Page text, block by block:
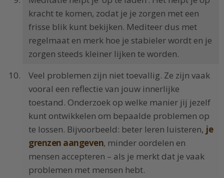
kracht te komen, zodat je je zorgen met een
frisse blik kunt bekijken. Mediteer dus met
regelmaat en merk hoe je stabieler wordt en je
zorgen steeds kleiner lijken te worden.
Veel problemen zijn niet toevallig. Ze zijn vaak
vooral een reflectie van jouw innerlijke
toestand. Onderzoek op welke manier jij jezelf
kunt ontwikkelen om bepaalde problemen op
te lossen. Bijvoorbeeld: beter leren luisteren, je
grenzen aangeven, minder oordelen en
mensen accepteren – als je merkt dat je vaak
problemen met mensen hebt.